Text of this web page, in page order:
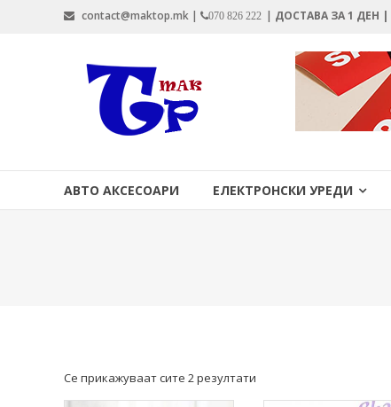
contact@maktop.mk | 070 826 222 | ДОСТАВА ЗА 1 ДЕН
MAKTOP.MK
АВТО АКСЕСОАРИ ЕЛЕКТРОНСКИ УРЕДИ
Се прикажуваат сите 2 резултати